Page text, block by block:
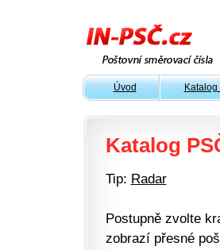
Úvod Katalog
Katalog
Tip: Radar
Postupně zvolte
zobrazí přesné